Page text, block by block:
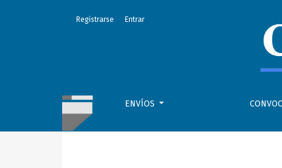
Extractivismo petrolero, degradación
ENVÍOS
Registrarse Entrar